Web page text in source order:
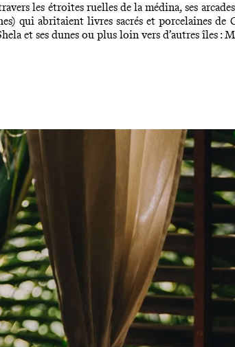
les étroites ruelles de la médina, ses
qui abritaient livres sacrés et porcelaines de
et ses dunes ou plus loin vers d’autres îles :